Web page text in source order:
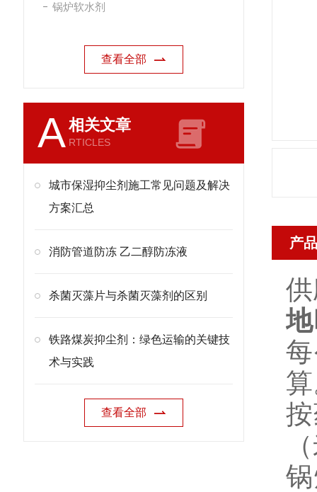
锅炉软水剂
查看全部
A相关文章
RTICLES
城市保湿抑尘剂施工常见问题及解决
方案汇总
消防管道防冻 乙二醇防冻液
杀菌灭藻片与杀菌灭藻剂的区别
铁路煤炭抑尘剂：绿色运输的关键技
术与实践
查看全部
产